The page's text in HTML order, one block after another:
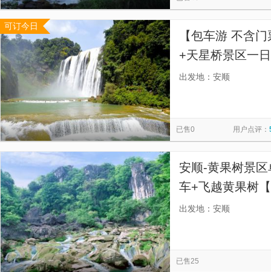
可订今日
【包车游 不含
+天星桥景区一
方式】
出发地：安顺
已售0 用户点评：
安顺-黄果树景
车+飞越黄果树
出发地：安顺
已售25